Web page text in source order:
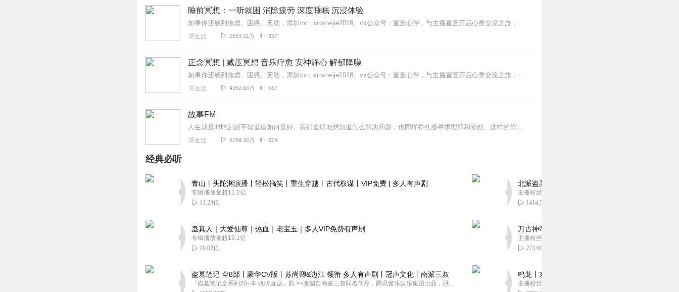
睡前冥想：一听就困 消除疲劳 深度睡眠 沉浸体验
如果你还感到焦虑、困惑、无助，添加vx：xinshejie2018、vx公众号：宣萱心伴，与主播宣萱开启心灵交流之旅，共建温暖的精神家园！如果你喜欢我的内容，请...
生活 2553.21万 337
正念冥想 | 减压冥想 音乐疗愈 安神静心 解郁降噪
如果你还感到焦虑、困惑、无助，添加vx：xinshejie2018、vx公众号：宣萱心伴，与主播宣萱开启心灵交流之旅，共建温暖的精神家园！如果你喜欢我的内容，请...
生活 4952.66万 667
故事FM
人生就是时时刻刻不知道该如何是好。我们迫切地想知道怎么解决问题，也同样挣扎着寻求理解和安慰。这样的你，并不孤独。重获新生的抑郁症病人；用一辈子摆脱原生家庭阴影的...
生活 6784.36万 974
经典必听
青山丨头陀渊演播丨轻松搞笑丨重生穿越丨古代权谋丨VIP免费 | 多人有声剧
专辑播放量超11.2亿
11.23亿
蛊真人｜大爱仙尊｜热血｜老宝玉｜多人VIP免费有声剧
专辑播放量超19.1亿
19.02亿
盗墓笔记 全8部丨豪华CV版丨苏尚卿&边江 领衔 多人有声剧丨冠声文化丨南派三叔
「盗墓笔记全系列20+本 收听直达」戳 >>改编自南派三叔同名作品，腾讯音乐娱乐集团出品，冠声文化制作，...
北派盗墓笔记丨头陀渊出品丨悬疑灵异丨摸金校尉
主播粉丝1659万
1414.57万
万古神帝丨玄幻丨热血丨紫襟团队演播丨多人有声
主播粉丝2836万
273.60万
鸣龙丨东方玄幻丨紫襟团队丨轻松搞笑丨多人有声
主播粉丝2836万